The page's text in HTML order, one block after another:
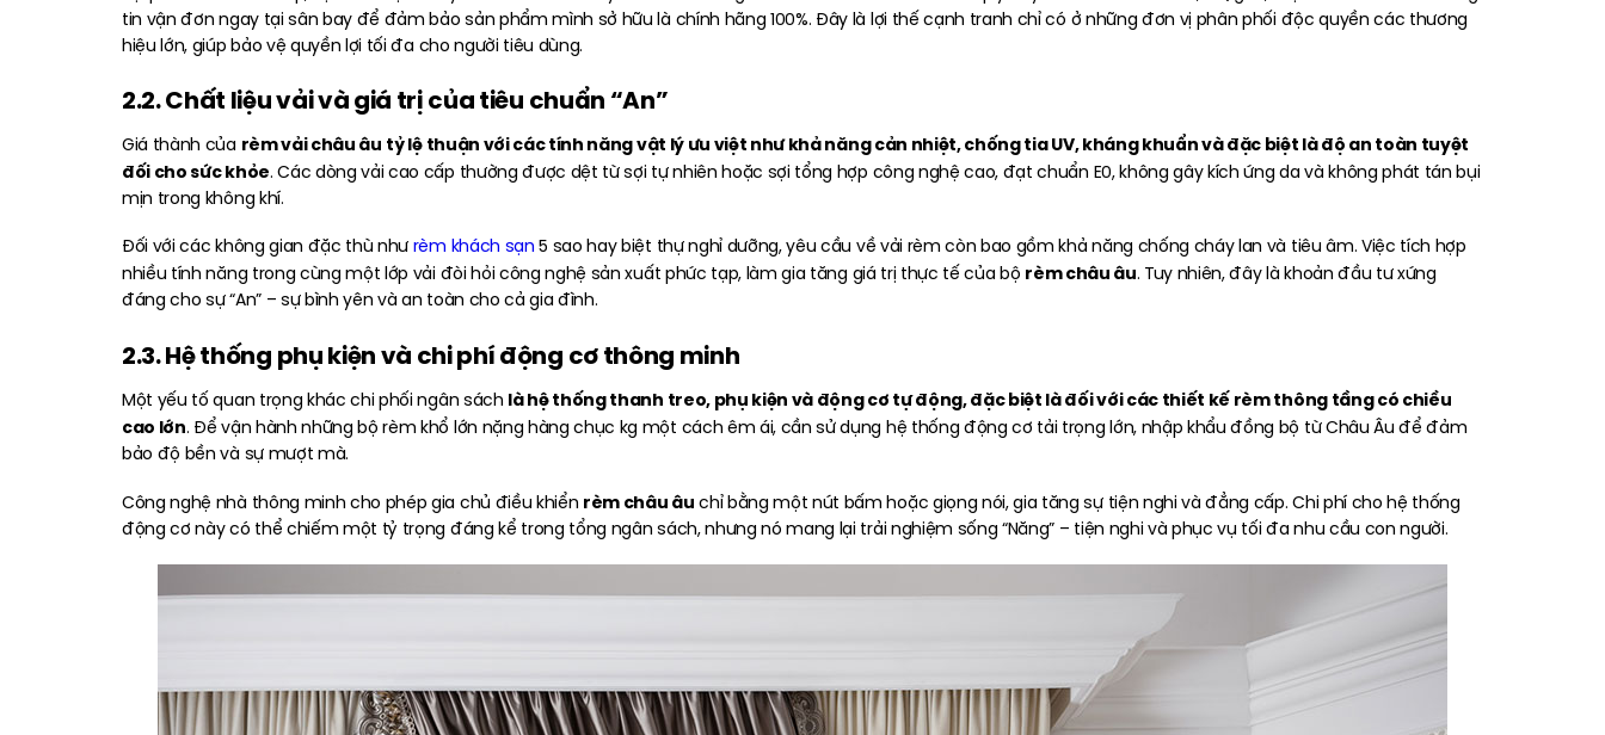
tin vận đơn ngay tại sân bay để đảm bảo sản phẩm mình sở hữu là chính hãng 100%. Đây là lợi thế cạnh tranh chỉ có ở những đơn vị phân phối độc quyền các thương
hiệu lớn, giúp bảo vệ quyền lợi tối đa cho người tiêu dùng.
2.2. Chất liệu vải và giá trị của tiêu chuẩn “An”
Giá thành của rèm vải châu âu tỷ lệ thuận với các tính năng vật lý ưu việt như khả năng cản nhiệt, chống tia UV, kháng khuẩn và đặc biệt là độ an toàn tuyệt
đối cho sức khỏe. Các dòng vải cao cấp thường được dệt từ sợi tự nhiên hoặc sợi tổng hợp công nghệ cao, đạt chuẩn E0, không gây kích ứng da và không phát tán bụi
mịn trong không khí.
Đối với các không gian đặc thù nhưrèm khách sạn5 sao hay biệt thự nghỉ dưỡng, yêu cầu về vải rèm còn bao gồm khả năng chống cháy lan và tiêu âm. Việc tích hợp
nhiều tính năng trong cùng một lớp vải đòi hỏi công nghệ sản xuất phức tạp, làm gia tăng giá trị thực tế của bộ rèm châu âu. Tuy nhiên, đây là khoản đầu tư xứng
đáng cho sự “An” – sự bình yên và an toàn cho cả gia đình.
2.3. Hệ thống phụ kiện và chi phí động cơ thông minh
Một yếu tố quan trọng khác chi phối ngân sách là hệ thống thanh treo, phụ kiện và động cơ tự động, đặc biệt là đối với các thiết kế rèm thông tầng có chiều
cao lớn. Để vận hành những bộ rèm khổ lớn nặng hàng chục kg một cách êm ái, cần sử dụng hệ thống động cơ tải trọng lớn, nhập khẩu đồng bộ từ Châu Âu để đảm
bảo độ bền và sự mượt mà.
Công nghệ nhà thông minh cho phép gia chủ điều khiển rèm châu âuchỉ bằng một nút bấm hoặc giọng nói, gia tăng sự tiện nghi và đẳng cấp. Chi phí cho hệ thống
động cơ này có thể chiếm một tỷ trọng đáng kể trong tổng ngân sách, nhưng nó mang lại trải nghiệm sống “Năng” – tiện nghi và phục vụ tối đa nhu cầu con người.